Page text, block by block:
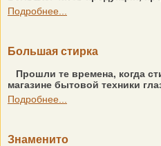
Подробнее...
Большая стирка
Прошли те времена, когда
магазине бытовой техники
Подробнее...
Знаменито